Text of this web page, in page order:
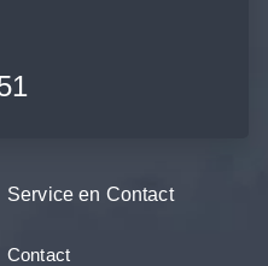
Service en Contact
Contact